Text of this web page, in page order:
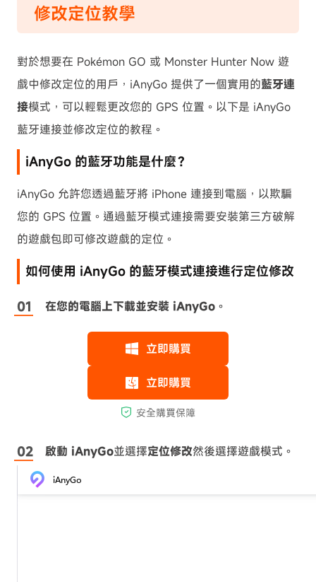
修改定位教學
對於想要在 Pokémon GO 或 Monster Hunter Now 遊
戲中修改定位的用戶，iAnyGo 提供了一個實用的藍牙連
接模式，可以輕鬆更改您的 GPS 位置。以下是 iAnyGo
藍牙連接並修改定位的教程。
iAnyGo 的藍牙功能是什麼？
iAnyGo 允許您透過藍牙將 iPhone 連接到電腦，以欺騙
您的 GPS 位置。通過藍牙模式連接需要安裝第三方破解
的遊戲包即可修改遊戲的定位。
如何使用 iAnyGo 的藍牙模式連接進行定位修改
在您的電腦上下載並安裝 iAnyGo 。
啟動 iAnyGo並選擇定位修改然後選擇遊戲模式。